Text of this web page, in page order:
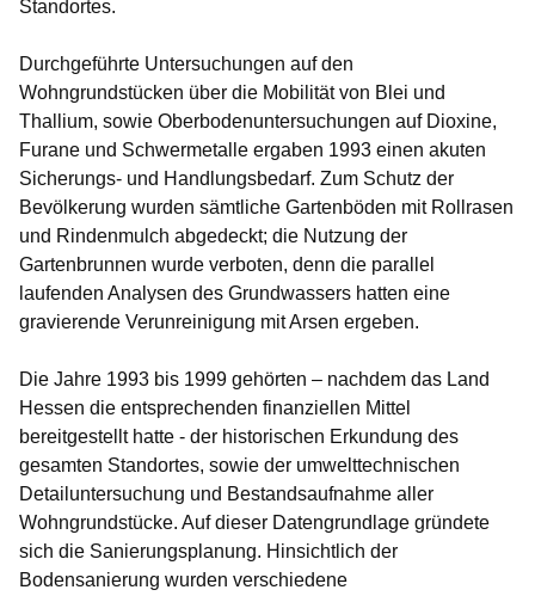
Standortes.
Durchgeführte Untersuchungen auf den
Wohngrundstücken über die Mobilität von Blei und
Thallium, sowie Oberbodenuntersuchungen auf Dioxine,
Furane und Schwermetalle ergaben 1993 einen akuten
Sicherungs- und Handlungsbedarf. Zum Schutz der
Bevölkerung wurden sämtliche Gartenböden mit Rollrasen
und Rindenmulch abgedeckt; die Nutzung der
Gartenbrunnen wurde verboten, denn die parallel
laufenden Analysen des Grundwassers hatten eine
gravierende Verunreinigung mit Arsen ergeben.
Die Jahre 1993 bis 1999 gehörten – nachdem das Land
Hessen die entsprechenden finanziellen Mittel
bereitgestellt hatte - der historischen Erkundung des
gesamten Standortes, sowie der umwelttechnischen
Detailuntersuchung und Bestandsaufnahme aller
Wohngrundstücke. Auf dieser Datengrundlage gründete
sich die Sanierungsplanung. Hinsichtlich der
Bodensanierung wurden verschiedene